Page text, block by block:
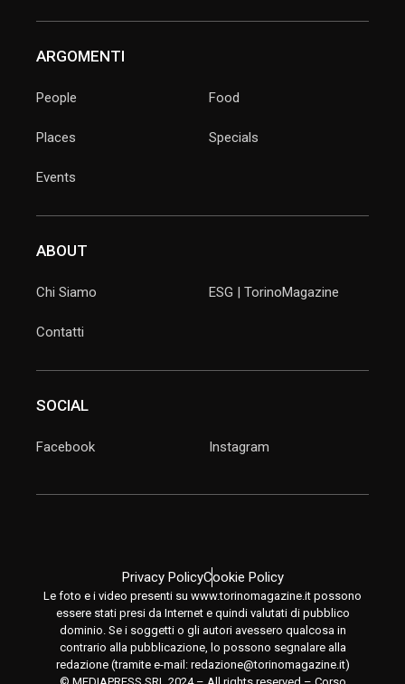
ARGOMENTI
People
Places
Events
Food
Specials
ABOUT
Chi Siamo
Contatti
ESG | TorinoMagazine
SOCIAL
Facebook Instagram
Privacy PolicyCookie Policy
Le foto e i video presenti su www.torinomagazine.it possono
essere stati presi da Internet e quindi valutati di pubblico
dominio. Se i soggetti o gli autori avessero qualcosa in
contrario alla pubblicazione, lo possono segnalare alla
redazione (tramite e-mail: redazione@torinomagazine.it)